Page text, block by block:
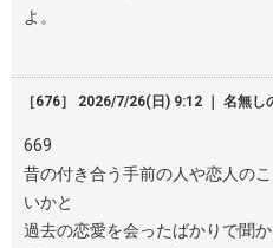
よ。
［676］ 2026/7/26(日) 9:12 ｜ 名無し
669
昔の付き合う手前の人や恋人の
いかと
過去の恋愛を会ったばかりで聞